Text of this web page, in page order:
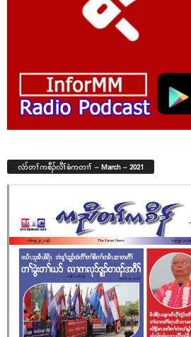
လံာ်တၢ်ကစီၣ်လီၢ်ခံကတၢၢ် – March – 2021